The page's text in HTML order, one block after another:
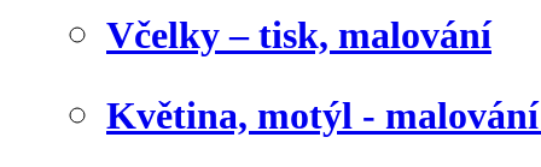
Včelky – tisk, malování
Květina, motýl -